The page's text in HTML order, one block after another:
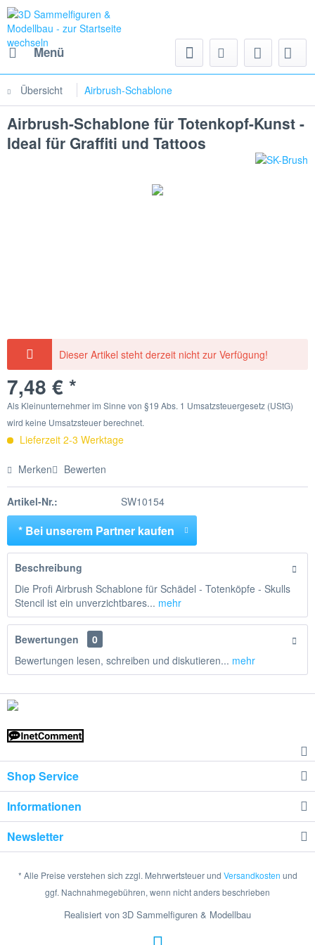
Menü
Übersicht Airbrush-Schablone
Airbrush-Schablone für Totenkopf-Kunst -
Ideal für Graffiti und Tattoos
Dieser Artikel steht derzeit nicht zur Verfügung!
7,48 € *
Als Kleinunternehmer im Sinne von §19 Abs. 1 Umsatzsteuergesetz (UStG)
wird keine Umsatzsteuer berechnet.
Lieferzeit 2-3 Werktage
Merken Bewerten
Artikel-Nr.: SW10154
* Bei unserem Partner kaufen
Beschreibung
Die Profi Airbrush Schablone für Schädel - Totenköpfe - Skulls
Stencil ist ein unverzichtbares... mehr
Bewertungen
0
Bewertungen lesen, schreiben und diskutieren... mehr
Shop Service
Informationen
Newsletter
* Alle Preise verstehen sich zzgl. Mehrwertsteuer und Versandkosten und
ggf. Nachnahmegebühren, wenn nicht anders beschrieben
Realisiert von 3D Sammelfiguren & Modellbau